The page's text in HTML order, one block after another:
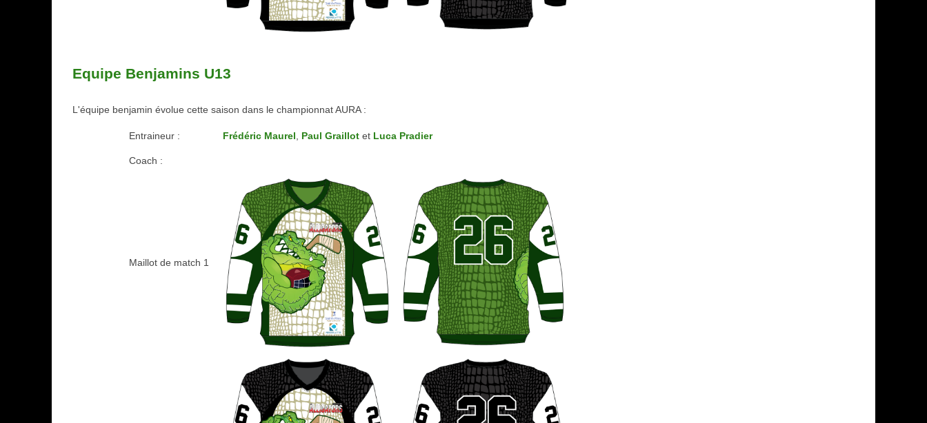
Equipe Benjamins U13
L'équipe benjamin évolue cette saison dans le championnat AURA :
Entraineur : Frédéric Maurel Paul Graillot et Luca Pradier
Coach :
Maillot de match 1